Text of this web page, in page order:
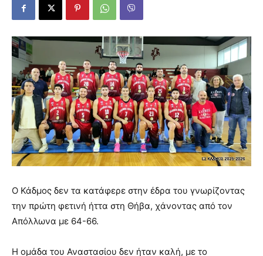
Ο Κάδμος δεν τα κατάφερε στην έδρα του γνωρίζοντας
την πρώτη φετινή ήττα στη Θήβα, χάνοντας από τον
Απόλλωνα με 64-66.
Η ομάδα του Αναστασίου δεν ήταν καλή, με το